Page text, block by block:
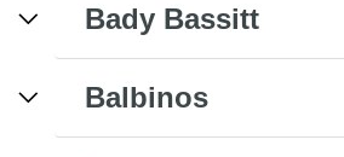
Bady Bassitt
Balbinos